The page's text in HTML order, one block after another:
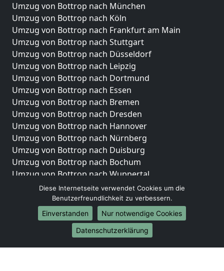
Umzug von Bottrop nach München
Umzug von Bottrop nach Köln
Umzug von Bottrop nach Frankfurt am Main
Umzug von Bottrop nach Stuttgart
Umzug von Bottrop nach Düsseldorf
Umzug von Bottrop nach Leipzig
Umzug von Bottrop nach Dortmund
Umzug von Bottrop nach Essen
Umzug von Bottrop nach Bremen
Umzug von Bottrop nach Dresden
Umzug von Bottrop nach Hannover
Umzug von Bottrop nach Nürnberg
Umzug von Bottrop nach Duisburg
Umzug von Bottrop nach Bochum
Umzug von Bottrop nach Wuppertal
Umzug von Bottrop nach Bielefeld
Umzug von Bottrop nach Bonn
Umzug von Bottrop nach Münster
Internationale-Umzüge
Umzug von Bottrop nach Brasilien
Diese Internetseite verwendet Cookies um die
Benutzerfreundlichkeit zu verbessern.
Einverstanden
Nur notwendige Cookies
Datenschutzerklärung